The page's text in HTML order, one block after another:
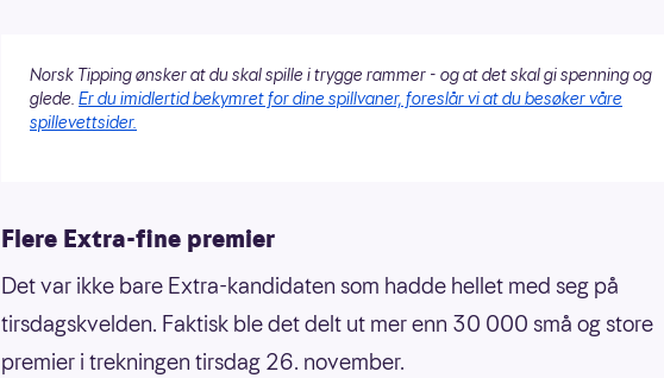
Norsk Tipping ønsker at du skal spille i trygge rammer - og at det skal gi spenning og
glede. Er du imidlertid bekymret for dine spillvaner, foreslår vi at du besøker våre
spillevettsider.
Flere Extra-fine premier
Det var ikke bare Extra-kandidaten som hadde hellet med seg på
tirsdagskvelden. Faktisk ble det delt ut mer enn 30 000 små og store
premier i trekningen tirsdag 26. november.